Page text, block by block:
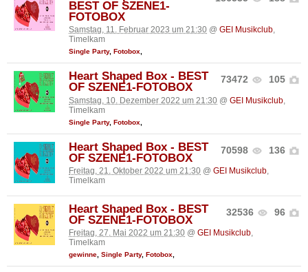
BEST OF SZENE1-
FOTOBOX
Samstag, 11. Februar 2023 um 21:30 @ GEI Musikclub,
Timelkam
Single Party, Fotobox,
73472 105
Heart Shaped Box - BEST
OF SZENE1-FOTOBOX
Samstag, 10. Dezember 2022 um 21:30 @ GEI Musikclub
Timelkam
Single Party, Fotobox
70598 136
Heart Shaped Box - BEST
OF SZENE1-FOTOBOX
Freitag, 21. Oktober 2022 um 21:30 @ GEI Musikclub,
Timelkam
32536 96
Heart Shaped Box - BEST
OF SZENE1-FOTOBOX
Freitag, 27. Mai 2022 um 21:30 @ GEI Musikclub,
Timelkam
gewinne, Single Party, Fotobox,